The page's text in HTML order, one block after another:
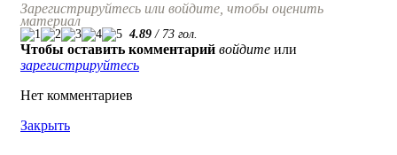
Зарегистрируйтесь или войдите, чтобы оценить
материал
4.89 / 73 гол.
Чтобы оставить комментарий войдите или
зарегистрируйтесь
Нет комментариев
Закрыть